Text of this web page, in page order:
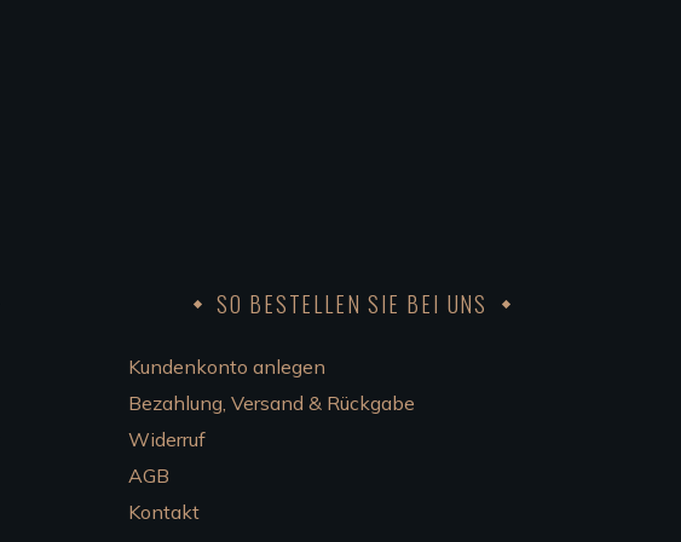
SO BESTELLEN SIE BEI UNS
Kundenkonto anlegen
Bezahlung, Versand & Rückgabe
Widerruf
AGB
Kontakt